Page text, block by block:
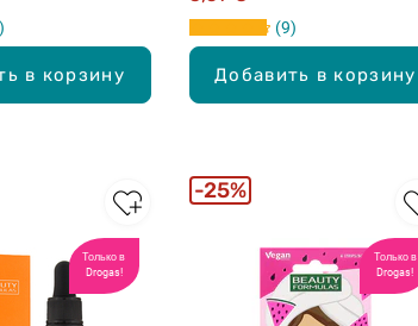
в корзину Добавить в корзину
9
Только в
Drogas!
Только в
Drogas!
25%